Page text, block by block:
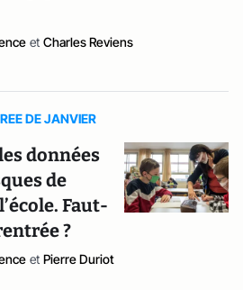
et Charles Reviens
DE JANVIER
données
de
Faut-
?
et Pierre Duriot